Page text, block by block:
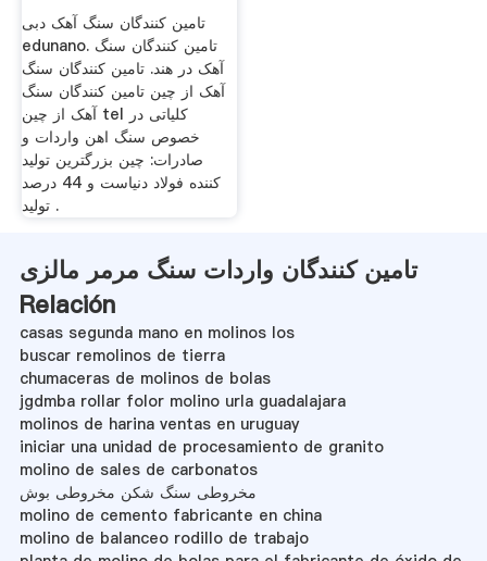
تامین کنندگان سنگ آهک دبی
edunano. تامین کنندگان سنگ
آهک در هند. تامین کنندگان سنگ
آهک از چین تامین کنندگان سنگ
آهک از چین tel کلیاتی در
خصوص سنگ اهن واردات و
صادرات: چين بزرگترين توليد
کننده فولاد دنياست و 44 درصد
توليد .
تامین کنندگان واردات سنگ مرمر مالزی
Relación
casas segunda mano en molinos los
buscar remolinos de tierra
chumaceras de molinos de bolas
jgdmba rollar folor molino urla guadalajara
molinos de harina ventas en uruguay
iniciar una unidad de procesamiento de granito
molino de sales de carbonatos
مخروطی سنگ شکن مخروطی بوش
molino de cemento fabricante en china
molino de balanceo rodillo de trabajo